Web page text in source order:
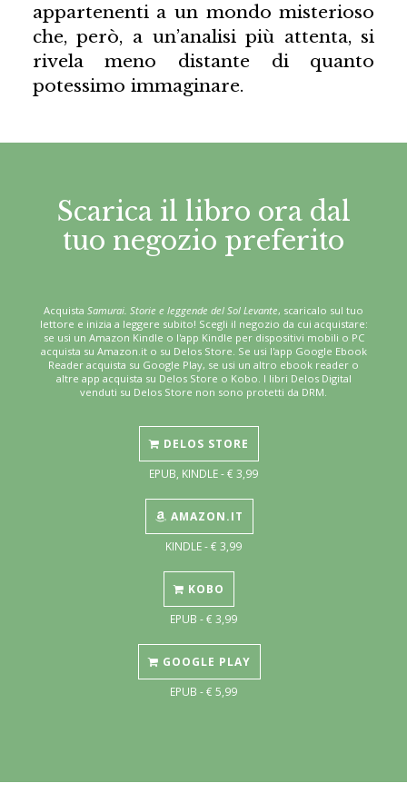
appartenenti a un mondo misterioso
che, però, a un’analisi più attenta, si
rivela meno distante di quanto
potessimo immaginare.
Scarica il libro ora dal
tuo negozio preferito
Acquista Samurai. Storie e leggende del Sol Levante, scaricalo sul tuo
lettore e inizia a leggere subito! Scegli il negozio da cui acquistare:
se usi un Amazon Kindle o l'app Kindle per dispositivi mobili o PC
acquista su Amazon.it o su Delos Store. Se usi l'app Google Ebook
Reader acquista su Google Play, se usi un altro ebook reader o
altre app acquista su Delos Store o Kobo. I libri Delos Digital
venduti su Delos Store non sono protetti da DRM.
DELOS STORE
EPUB, KINDLE - € 3,99
AMAZON.IT
KINDLE - € 3,99
KOBO
EPUB - € 3,99
GOOGLE PLAY
EPUB - € 5,99